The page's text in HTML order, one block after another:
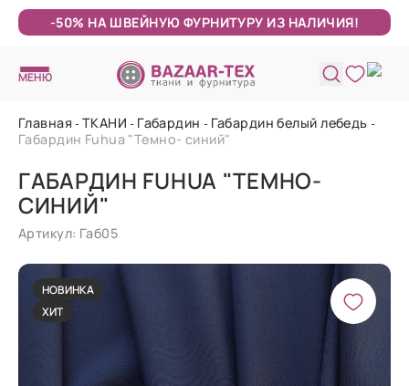
-50% НА ШВЕЙНУЮ ФУРНИТУРУ ИЗ НАЛИЧИЯ!
МЕНЮ
Главная ТКАНИ Габардин
Габардин белый лебедь
Габардин Fuhua "Темно- синий"
ГАБАРДИН FUHUA "ТЕМНО-
СИНИЙ"
Артикул: Габ05
НОВИНКА
ХИТ